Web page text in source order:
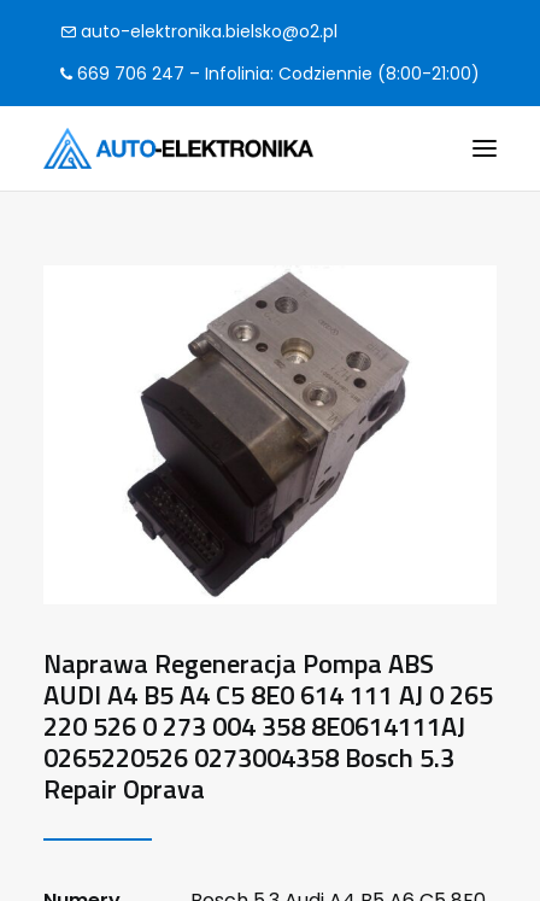
auto-elektronika.bielsko@o2.pl
669 706 247 – Infolinia: Codziennie (8:00-21:00)
POMPY I STEROWNIKI
CO NAPRAWIAMY?
KODY BŁĘDÓW
KONTAKT
Naprawa Regeneracja Pompa ABS
AUDI A4 B5 A4 C5 8E0 614 111 AJ 0 265
220 526 0 273 004 358 8E0614111AJ
0265220526 0273004358 Bosch 5.3
Repair Oprava